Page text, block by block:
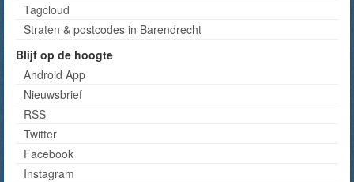
Tagcloud
Straten & postcodes in Barendrecht
Blijf op de hoogte
Android App
Nieuwsbrief
RSS
Twitter
Facebook
Instagram